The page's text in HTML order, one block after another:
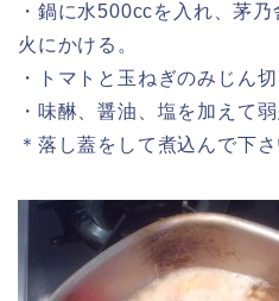
・鍋に水500ccを入れ、茅
火にかける。
・トマトと玉ねぎのみじん切
・味醂、醤油、塩を加えて
＊落し蓋をして煮込んで下さ